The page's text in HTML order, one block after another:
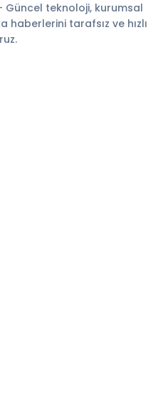
Güncel teknoloji, kurumsal
haberlerini tarafsız ve hızlı